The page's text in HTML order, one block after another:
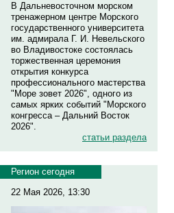
В Дальневосточном морском
тренажерном центре Морского
государственного университета
им. адмирала Г. И. Невельского
во Владивостоке состоялась
торжественная церемония
открытия конкурса
профессионального мастерства
"Море зовет 2026", одного из
самых ярких событий "Морского
конгресса – Дальний Восток
2026".
статьи раздела
Регион сегодня
22 Мая 2026, 13:30